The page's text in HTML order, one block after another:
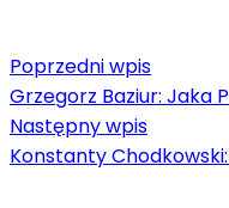
Poprzedni wpis
Grzegorz Baziur: Jaka
Następny wpis
Konstanty